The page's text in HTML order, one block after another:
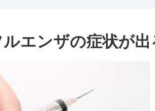
エンザの症状が